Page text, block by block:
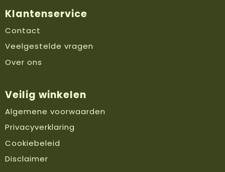
Klantenservice
Contact
Veelgestelde vragen
Over ons
Veilig winkelen
Algemene voorwaarden
Privacyverklaring
Cookiebeleid
Disclaimer